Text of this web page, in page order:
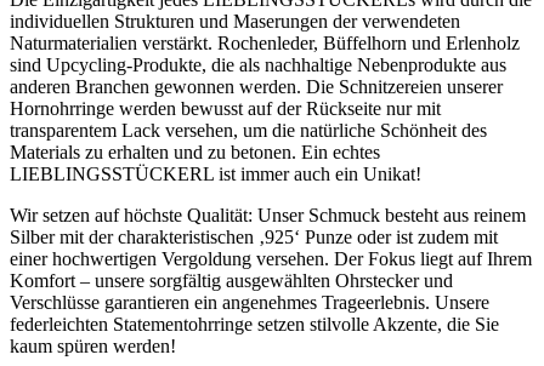
individuellen Strukturen und Maserungen der verwendeten
Naturmaterialien verstärkt. Rochenleder, Büffelhorn und Erlenholz
sind Upcycling-Produkte, die als nachhaltige Nebenprodukte aus
anderen Branchen gewonnen werden. Die Schnitzereien unserer
Hornohrringe werden bewusst auf der Rückseite nur mit
transparentem Lack versehen, um die natürliche Schönheit des
Materials zu erhalten und zu betonen. Ein echtes
LIEBLINGSSTÜCKERL ist immer auch ein Unikat!
Wir setzen auf höchste Qualität: Unser Schmuck besteht aus reinem
Silber mit der charakteristischen ‚925‘ Punze oder ist zudem mit
einer hochwertigen Vergoldung versehen. Der Fokus liegt auf Ihrem
Komfort – unsere sorgfältig ausgewählten Ohrstecker und
Verschlüsse garantieren ein angenehmes Trageerlebnis. Unsere
federleichten Statementohrringe setzen stilvolle Akzente, die Sie
kaum spüren werden!